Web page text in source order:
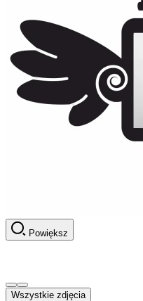
Powiększ
Wszystkie zdjęcia